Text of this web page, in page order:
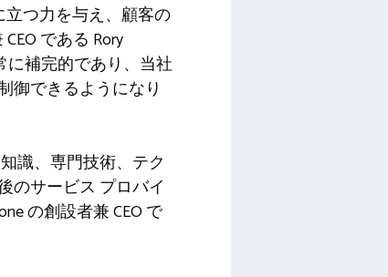
立つ力を与え、顧客の
である Rory
に補完的であり、当社
御できるようになり
識、専門技術、テク
のサービス プロバイ
の創設者兼 CEO で